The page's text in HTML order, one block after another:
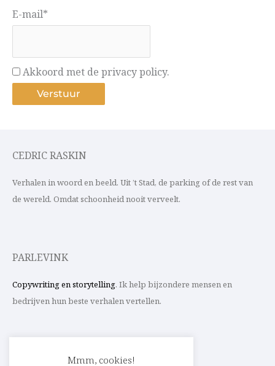
E-mail*
Akkoord met de privacy policy.
CEDRIC RASKIN
Verhalen in woord en beeld. Uit ’t Stad, de parking of de rest van
de wereld. Omdat schoonheid nooit verveelt.
PARLEVINK
Copywriting en storytelling. Ik help bijzondere mensen en
bedrijven hun beste verhalen vertellen.
Mmm, cookies!